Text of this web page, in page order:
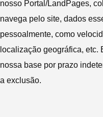
nosso Portal/LandPages,
navega pelo site, dados
pessoalmente, como
localização geográfica, etc.
nossa base por prazo
a exclusão.